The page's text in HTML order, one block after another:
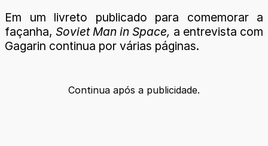
Em um livreto publicado para comemorar a
façanha, Soviet Man in Space, a entrevista com
Gagarin continua por várias páginas.
Continua após a publicidade.